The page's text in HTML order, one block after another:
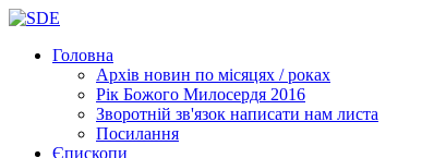
Головна
Архів новин по місяцях / роках
Рік Божого Милосердя 2016
Зворотній зв'язок написати нам листа
Посилання
Єпископи